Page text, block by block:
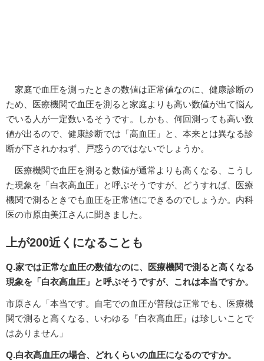
家庭で血圧を測ったときの数値は正常値なのに、健康診断の
ため、医療機関で血圧を測ると家庭よりも高い数値が出て悩ん
でいる人が一定数いるそうです。しかも、何回測っても高い数
値が出るので、健康診断では「高血圧」と、本来とは異なる診
断が下されかねず、戸惑うのではないでしょうか。
医療機関で血圧を測ると数値が通常よりも高くなる、こうし
た現象を「白衣高血圧」と呼ぶそうですが、どうすれば、医療
機関で測るときでも血圧を正常値にできるのでしょうか。内科
医の市原由美江さんに聞きました。
上が200近くになることも
Q.家では正常な血圧の数値なのに、医療機関で測ると高くなる
現象を「白衣高血圧」と呼ぶそうですが、これは本当ですか。
市原さん「本当です。自宅での血圧が普段は正常でも、医療機
関で測ると高くなる、いわゆる『白衣高血圧』は珍しいことで
はありません」
Q.白衣高血圧の場合、どれくらいの血圧になるのですか。